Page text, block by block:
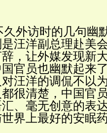
外访时的几句幽
汪洋副总理赴美
，让外媒发现新
官员也幽默起来
汪洋的调侃不以
很清楚，中国官
、毫无创意的表
界上最好的安眠